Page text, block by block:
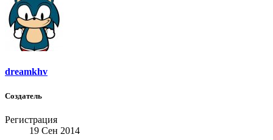
dreamkhv
Создатель
Регистрация
19 Сен 2014